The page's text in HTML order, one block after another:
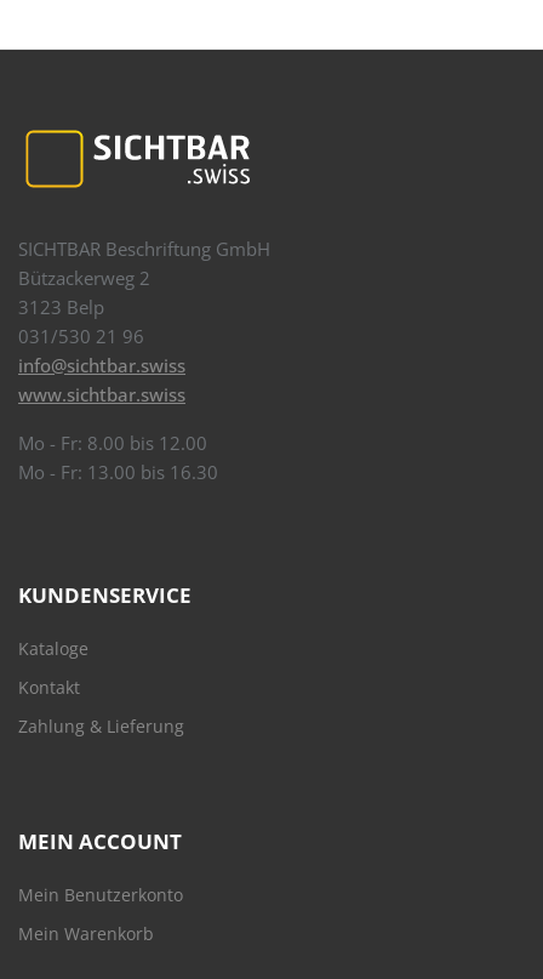
SICHTBAR Beschriftung GmbH
Bützackerweg 2
3123 Belp
031/530 21 96
info@sichtbar.swiss
www.sichtbar.swiss
Mo - Fr: 8.00 bis 12.00
Mo - Fr: 13.00 bis 16.30
KUNDENSERVICE
Kataloge
Kontakt
Zahlung & Lieferung
MEIN ACCOUNT
Mein Benutzerkonto
Mein Warenkorb